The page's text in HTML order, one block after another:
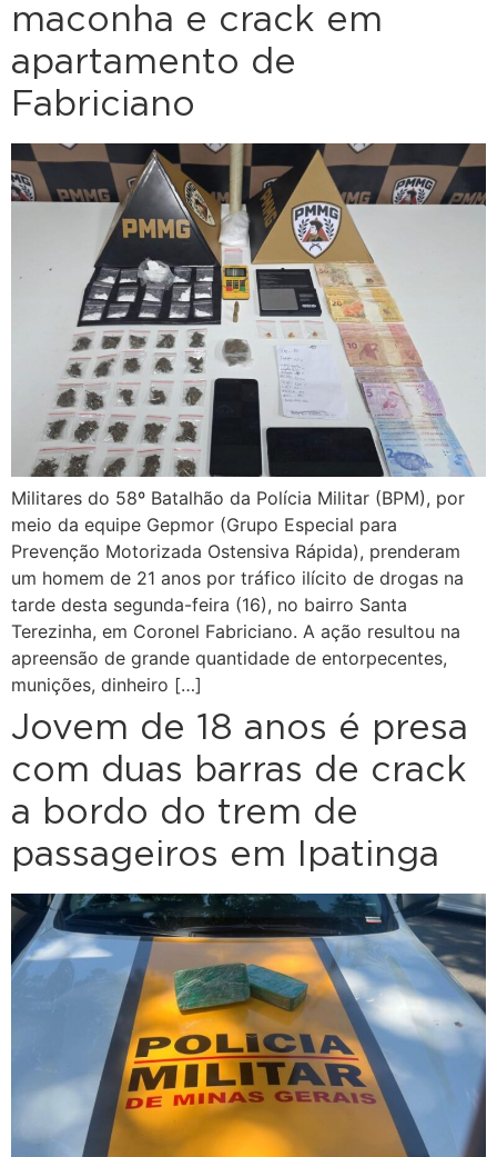
maconha e crack em
apartamento de
Fabriciano
Militares do 58º Batalhão da Polícia Militar (BPM), por
meio da equipe Gepmor (Grupo Especial para
Prevenção Motorizada Ostensiva Rápida), prenderam
um homem de 21 anos por tráfico ilícito de drogas na
tarde desta segunda-feira (16), no bairro Santa
Terezinha, em Coronel Fabriciano. A ação resultou na
apreensão de grande quantidade de entorpecentes,
munições, dinheiro […]
Jovem de 18 anos é presa
com duas barras de crack
a bordo do trem de
passageiros em Ipatinga